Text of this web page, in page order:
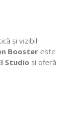
și vizibil
Booster este
Studio și oferă